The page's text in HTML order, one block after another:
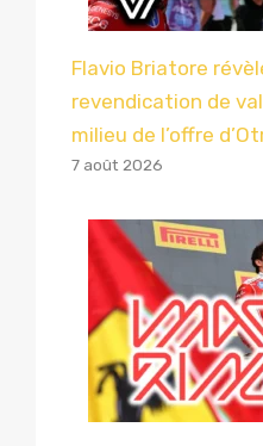
Flavio Briatore
revendication de
milieu de l’offre
7 août 2026